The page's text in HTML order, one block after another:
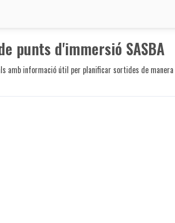
punts d'immersió SASBA
amb informació útil per planificar sortides de